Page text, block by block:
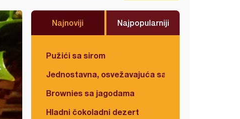
Najnoviji Najpopularniji
Pužići sa sirom
Jednostavna, osvežavajuća salata
Brownies sa jagodama
Hladni čokoladni dezert